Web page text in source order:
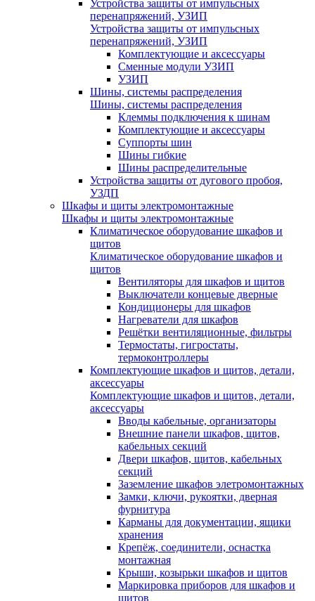
Устройства защиты от импульсных
перенапряжений, УЗИП
Устройства защиты от импульсных
перенапряжений, УЗИП
Комплектующие и аксессуары
Сменные модули УЗИП
УЗИП
Шины, системы распределения
Шины, системы распределения
Клеммы подключения к шинам
Комплектующие и аксессуары
Суппорты шин
Шины гибкие
Шины распределительные
Устройства защиты от дугового пробоя,
УЗДП
Шкафы и щиты электромонтажные
Шкафы и щиты электромонтажные
Климатическое оборудование шкафов и
щитов
Климатическое оборудование шкафов и
щитов
Вентиляторы для шкафов и щитов
Выключатели концевые дверные
Кондиционеры для шкафов
Нагреватели для шкафов
Решётки вентиляционные, фильтры
Термостаты, гигростаты,
термоконтроллеры
Комплектующие шкафов и щитов, детали,
аксессуары
Комплектующие шкафов и щитов, детали,
аксессуары
Вводы кабельные, организаторы
Внешние панели шкафов, щитов,
кабельных секций
Двери шкафов, щитов, кабельных
секций
Заземление шкафов элетромонтажных
Замки, ключи, рукоятки, дверная
фурнитура
Карманы для документации, ящики
хранения
Крепёж, соединители, оснастка
монтажная
Крыши, козырьки шкафов и щитов
Маркировка приборов для шкафов и
щитов